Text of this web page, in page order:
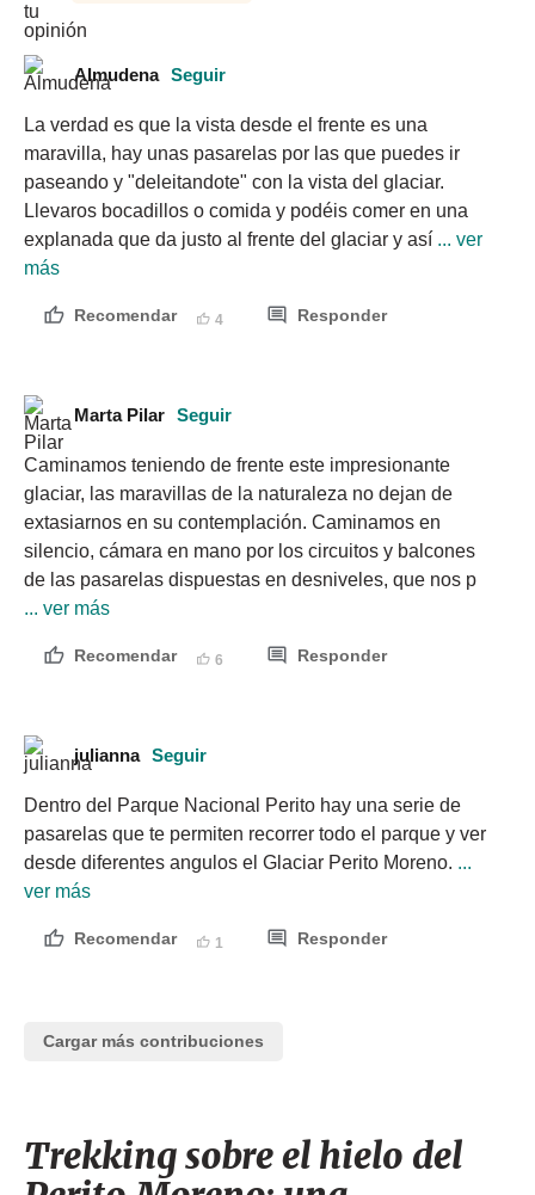
Almudena Seguir
La verdad es que la vista desde el frente es una
maravilla, hay unas pasarelas por las que puedes ir
paseando y "deleitandote" con la vista del glaciar.
Llevaros bocadillos o comida y podéis comer en una
explanada que da justo al frente del glaciar y así ... ver
más
Recomendar 4 Responder
Marta Pilar Seguir
Caminamos teniendo de frente este impresionante
glaciar, las maravillas de la naturaleza no dejan de
extasiarnos en su contemplación. Caminamos en
silencio, cámara en mano por los circuitos y balcones
de las pasarelas dispuestas en desniveles, que nos p
... ver más
Recomendar 6 Responder
julianna Seguir
Dentro del Parque Nacional Perito hay una serie de
pasarelas que te permiten recorrer todo el parque y ver
desde diferentes angulos el Glaciar Perito Moreno. ...
ver más
Recomendar 1 Responder
Cargar más contribuciones
Trekking sobre el hielo del